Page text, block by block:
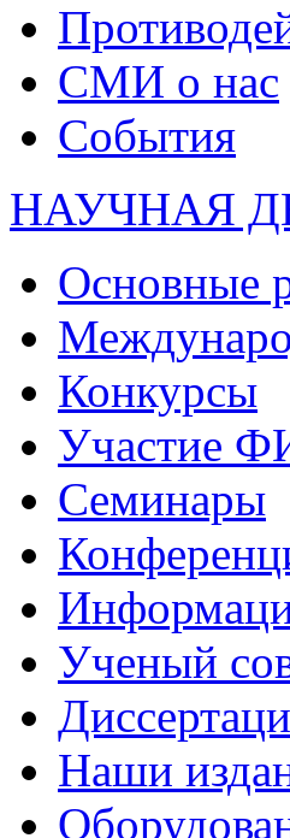
СМИ о нас
События
НАУЧНАЯ
Основные
Конкурсы
Участие
Семинары
Ученый
Наши